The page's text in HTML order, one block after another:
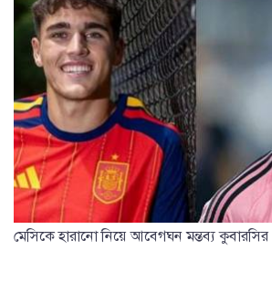
মেসিকে হারানো নিয়ে আবেগঘন মন্তব্য কুবারসির